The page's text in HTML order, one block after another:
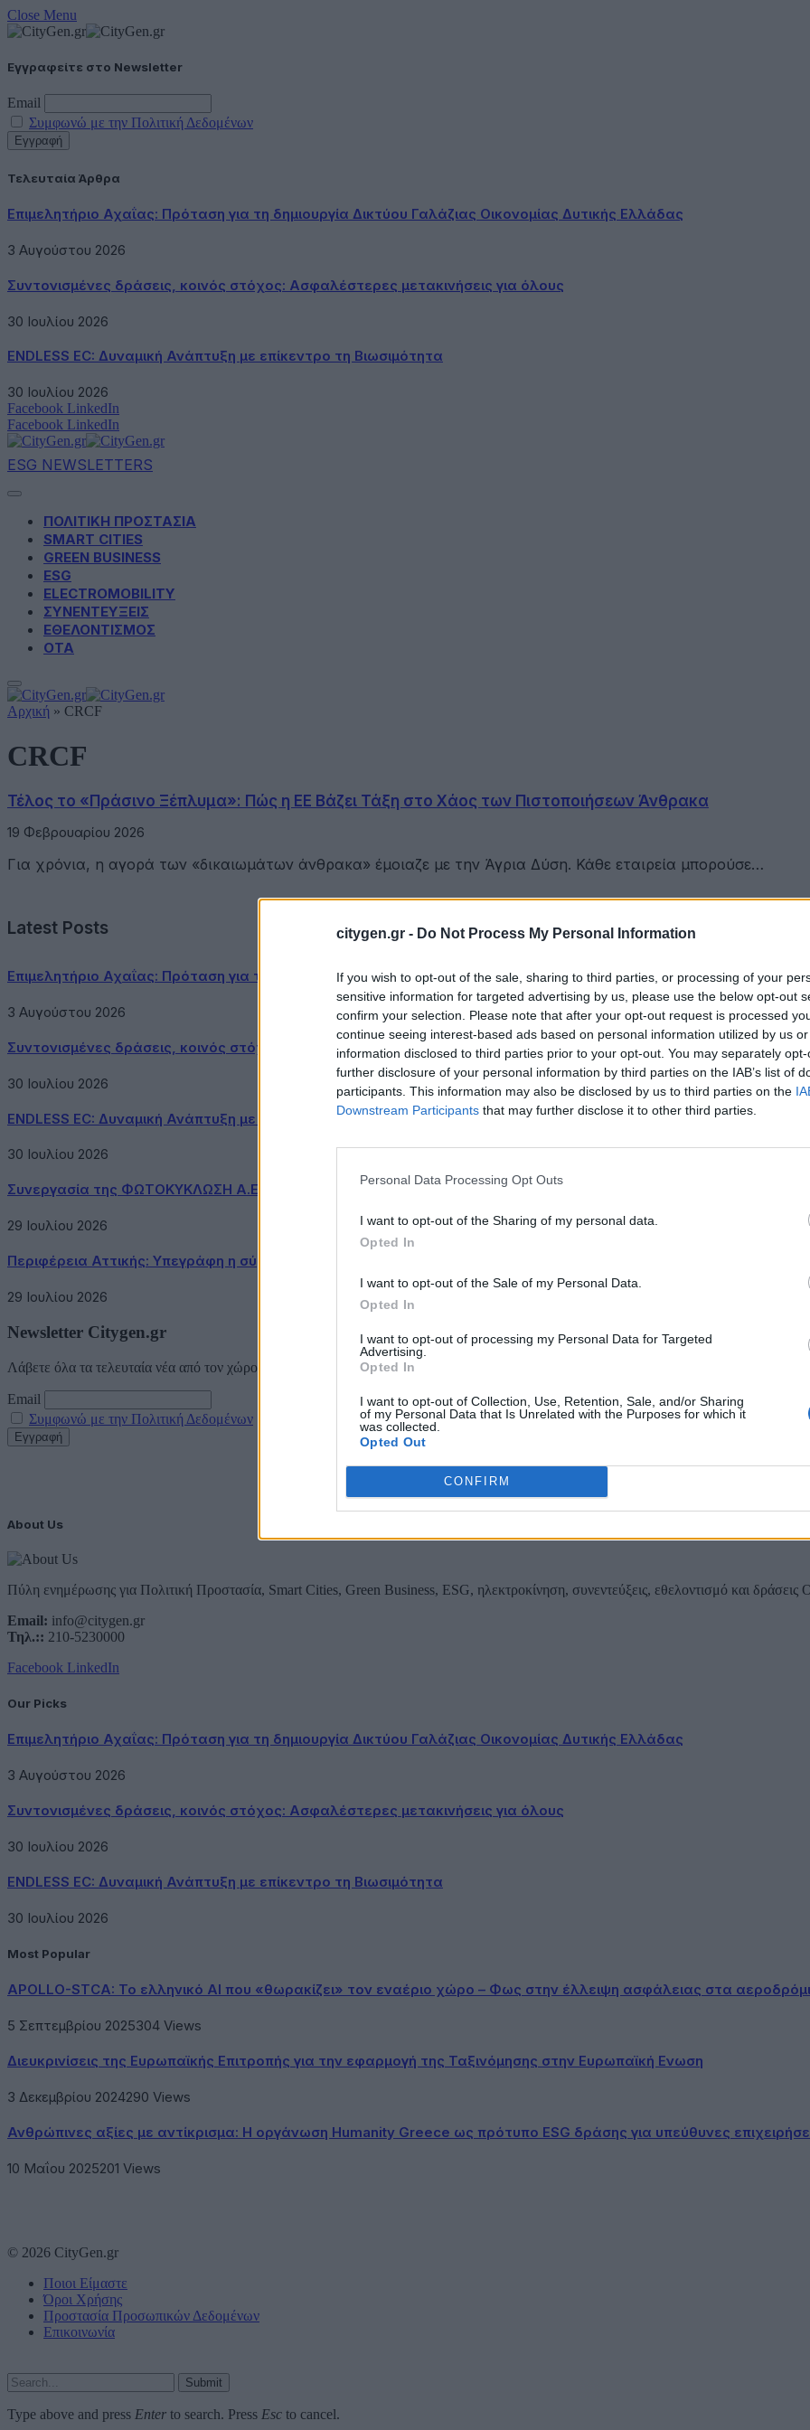
citygen.gr - Do Not Process My Personal Information
If you wish to opt-out of the sale, sharing to third parties, or processing of your
sensitive information for targeted advertising by us, please use the below opt-out
confirm your selection. Please note that after your opt-out request is processed
continue seeing interest-based ads based on personal information utilized by us
information disclosed to third parties prior to your opt-out. You may separately
further disclosure of your personal information by third parties on the IAB’s list of
participants. This information may also be disclosed by us to third parties on the
Downstream Participants that may further disclose it to other third parties.
Personal Data Processing Opt Outs
I want to opt-out of the Sharing of my personal data.
Opted In
I want to opt-out of the Sale of my Personal Data.
Opted In
I want to opt-out of processing my Personal Data for Targeted
Advertising.
Opted In
I want to opt-out of Collection, Use, Retention, Sale, and/or Sharing
of my Personal Data that Is Unrelated with the Purposes for which it
was collected.
Opted Out
CONFIRM
Close Menu
Εγγραφείτε στο Newsletter
Email
Συμφωνώ με την Πολιτική Δεδομένων
Τελευταία Άρθρα
Επιμελητήριο Αχαΐας: Πρόταση για τη δημιουργία Δικτύου Γαλάζιας Οικονομίας Δυτικής Ελλάδας
3 Αυγούστου 2026
Συντονισμένες δράσεις, κοινός στόχος: Ασφαλέστερες μετακινήσεις για όλους
30 Ιουλίου 2026
ENDLESS EC: Δυναμική Ανάπτυξη με επίκεντρο τη Βιωσιμότητα
30 Ιουλίου 2026
Facebook LinkedIn
Facebook LinkedIn
ESG NEWSLETTERS
ΠΟΛΙΤΙΚΗ ΠΡΟΣΤΑΣΙΑ
SMART CITIES
GREEN BUSINESS
ESG
ELECTROMOBILITY
ΣΥΝΕΝΤΕΥΞΕΙΣ
ΕΘΕΛΟΝΤΙΣΜΟΣ
ΟΤΑ
Αρχική » CRCF
CRCF
Τέλος το «Πράσινο Ξέπλυμα»: Πώς η ΕΕ Βάζει Τάξη στο Χάος των Πιστοποιήσεων Άνθρακα
19 Φεβρουαρίου 2026
Για χρόνια, η αγορά των «δικαιωμάτων άνθρακα» έμοιαζε με την Άγρια Δύση. Κάθε εταιρεία μπορούσε…
Latest Posts
Επιμελητήριο Αχαΐας: Πρόταση για τη δημιουργία Δικτύου Γαλάζιας Οικονομίας Δυτικής Ελλάδας
3 Αυγούστου 2026
Συντονισμένες δράσεις, κοινός στόχος: Ασφαλέστερες μετακινήσεις για όλους
30 Ιουλίου 2026
ENDLESS EC: Δυναμική Ανάπτυξη με επίκεντρο τη Βιωσιμότητα
30 Ιουλίου 2026
Συνεργασία της ΦΩΤΟΚΥΚΛΩΣΗ Α.Ε. με τον Δήμο Μεγαρέων
29 Ιουλίου 2026
Περιφέρεια Αττικής: Υπεγράφη η σύμβαση κατασκευής του εσωτερικού δικτύου αποχέτευσης Παιανίας
29 Ιουλίου 2026
Newsletter Citygen.gr
Λάβετε όλα τα τελευταία νέα από τον χώρο της Πολιτικής Προστασίας, του ESG, του Green Business και των ΟΤΑ
Email
Συμφωνώ με την Πολιτική Δεδομένων
About Us
Πύλη ενημέρωσης για Πολιτική Προστασία, Smart Cities, Green Business, ESG, ηλεκτροκίνηση, συνεντεύξεις, εθελοντισμό και
Email: info@citygen.gr
Τηλ.:: 210-5230000
Facebook LinkedIn
Our Picks
Επιμελητήριο Αχαΐας: Πρόταση για τη δημιουργία Δικτύου Γαλάζιας Οικονομίας Δυτικής Ελλάδας
3 Αυγούστου 2026
Συντονισμένες δράσεις, κοινός στόχος: Ασφαλέστερες μετακινήσεις για όλους
30 Ιουλίου 2026
ENDLESS EC: Δυναμική Ανάπτυξη με επίκεντρο τη Βιωσιμότητα
30 Ιουλίου 2026
Most Popular
APOLLO-STCA: Το ελληνικό AI που «θωρακίζει» τον εναέριο χώρο – Φως στην έλλειψη ασφάλειας στα
5 Σεπτεμβρίου 2025304 Views
Διευκρινίσεις της Ευρωπαϊκής Επιτροπής για την εφαρμογή της Ταξινόμησης στην Ευρωπαϊκή Ενωση
3 Δεκεμβρίου 2024290 Views
Ανθρώπινες αξίες με αντίκρισμα: Η οργάνωση Humanity Greece ως πρότυπο ESG δράσης για υπεύθυνες
10 Μαΐου 2025201 Views
© 2026 CityGen.gr
Ποιοι Είμαστε
Όροι Χρήσης
Προστασία Προσωπικών Δεδομένων
Επικοινωνία
Submit
Type above and press Enter to search. Press Esc to cancel.